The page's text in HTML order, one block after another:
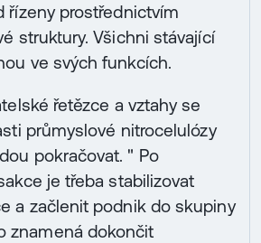
řízeny prostřednictvím
struktury. Všichni stávající
ve svých funkcích.
řetězce a vztahy se
průmyslové nitrocelulózy
pokračovat. " Po
je třeba stabilizovat
a začlenit podnik do skupiny
znamená dokončit